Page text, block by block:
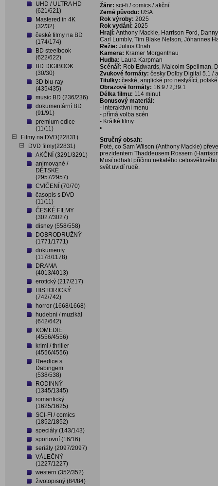
UHD / ULTRA HD
(621/621)
Mastered in 4K
(32/32)
české filmy na BD
(174/174)
BD steelbook
(622/622)
BD DIGIBOOK
(30/30)
3D blu-ray
(435/435)
music BD (236/236)
dokumentární BD
(91/91)
premium edice
(11/11)
Filmy na DVD(22831)
DVD filmy(22831)
AKČNÍ (3291/3291)
animované /
DĚTSKÉ
(2957/2957)
CVIČENÍ (70/70)
časopis s DVD
(11/11)
ČESKÉ FILMY
(3027/3027)
disney (558/558)
DOBRODRUŽNÝ
(1771/1771)
dokumenty
(1178/1178)
DRAMA
(4013/4013)
erotický (217/217)
HISTORICKÝ
(742/742)
horror (1668/1668)
hudební / muzikál
(642/642)
KOMEDIE
(4556/4556)
krimi / thriller
(4556/4556)
Reedice s
Dabingem
(538/538)
RODINNÝ
(1345/1345)
romantický
(1625/1625)
SCI-FI / comics
(1852/1852)
speciály (143/143)
sportovní (16/16)
seriály (2097/2097)
VÁLEČNÝ
(1227/1227)
western (352/352)
životopisný (84/84)
Žánr: sci-fi / comics / akční
Země původu: USA
Rok výroby: 2025
Rok vydání: 2025
Hrají: Anthony Mackie, Harrison Ford,
Carl Lumbly, Tim Blake Nelson, Jóhannes
Režie: Julius Onah
Kamera: Kramer Morgenthau
Hudba: Laura Karpman
Scénář: Rob Edwards, Malcolm Spellman,
Zvukové formáty: česky Dolby Digital 5.1 /
Titulky: české, anglické pro neslyšící, polské
Obrazové formáty: 16:9 / 2,39:1
Délka filmu: 114 minut
Bonusový materiál:
- interaktivní menu
- přímá volba scén
- Krátké filmy:
•
Stručný obsah:
Poté, co Sam Wilson (Anthony Mackie)
prezidentem Thaddeusem Rossem
Musí odhalit příčinu nekalého
svět uvidí rudě.